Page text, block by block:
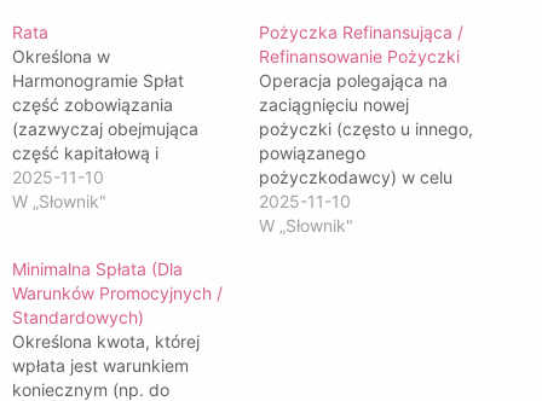
Rata
Określona w
Harmonogramie Spłat
część zobowiązania
(zazwyczaj obejmująca
część kapitałową i
odsetkową), płatna w
ustalonym terminie.
2025-11-10
W „Słownik"
Pożyczka Refinansująca /
Refinansowanie Pożyczki
Operacja polegająca na
zaciągnięciu nowej
pożyczki (często u innego,
powiązanego
pożyczkodawcy) w celu
spłaty starej, wymagalnej
pożyczki.
2025-11-10
W „Słownik"
Minimalna Spłata (Dla
Warunków Promocyjnych /
Standardowych)
Określona kwota, której
wpłata jest warunkiem
koniecznym (np. do